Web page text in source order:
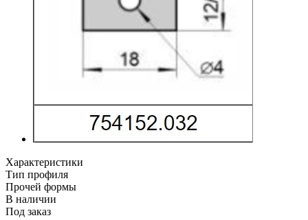
Характеристики
Тип профиля
Прочей формы
В наличии
Под заказ